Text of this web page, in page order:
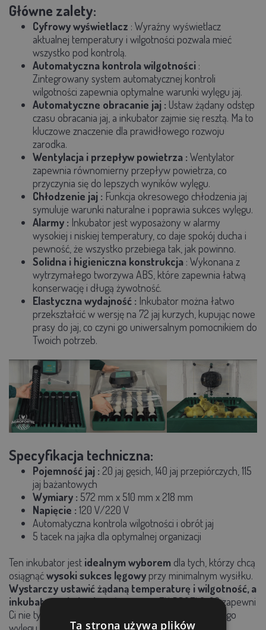
Główne zalety:
Cyfrowy wyświetlacz : Wyraźny wyświetlacz
aktualnej temperatury i wilgotności pozwala mieć
wszystko pod kontrolą.
Automatyczna kontrola wilgotności :
Zintegrowany system automatycznej kontroli
wilgotności zapewnia optymalne warunki wylęgu jaj.
Automatyczne obracanie jaj : Ustaw żądany odstęp
czasu obracania jaj, a inkubator zajmie się resztą. Ma to
kluczowe znaczenie dla prawidłowego rozwoju
zarodka.
Wentylacja i przepływ powietrza : Wentylator
zapewnia równomierny przepływ powietrza, co
przyczynia się do lepszych wyników wylęgu.
Chłodzenie jaj : Funkcja okresowego chłodzenia jaj
symuluje warunki naturalne i poprawia sukces wylęgu.
Alarmy : Inkubator jest wyposażony w alarmy
wysokiej i niskiej temperatury, co daje spokój ducha i
pewność, że wszystko przebiega tak, jak powinno.
Solidna i higieniczna konstrukcja : Wykonana z
wytrzymałego tworzywa ABS, które zapewnia łatwą
konserwację i długą żywotność.
Elastyczna wydajność : Inkubator można łatwo
przekształcić w wersję na 72 jaj kurzych, kupując nowe
prasy do jaj, co czyni go uniwersalnym pomocnikiem do
Twoich potrzeb.
Specyfikacja techniczna:
Pojemność jaj : 20 jaj gęsich, 140 jaj przepiórczych, 115
jaj bażantowych
Wymiary : 572 mm x 510 mm x 218 mm
Napięcie : 120 V/220 V
Automatyczna kontrola wilgotności i obrót jaj
5 tacek na jajka dla optymalnej organizacji
Ten inkubator jest idealnym wyborem dla tych, którzy chcą
osiągnąćwysoki sukces lęgowy przy minimalnym wysiłku.
Wystarczy ustawić żądaną temperaturę i wilgotność, a
inkubator zajmie się całą resztą.EU PROFI G-20 zapewni
Ci nie tylko bezpieczeństwo, ale także radość z udanego
Ta strona używa plików